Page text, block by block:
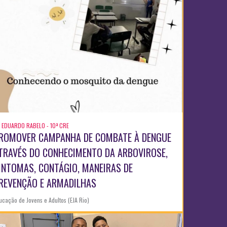
EDUARDO RABELO - 10ª CRE
CAMPANHA DE COMBATE À DENGUE
DO CONHECIMENTO DA ARBOVIROSE,
CONTÁGIO, MANEIRAS DE
E ARMADILHAS
de Jovens e Adultos (EJA Rio)